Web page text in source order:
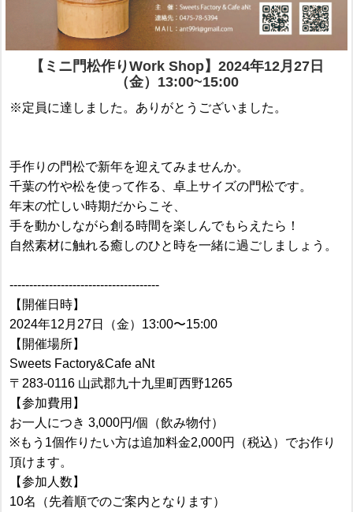
【ミニ門松作りWork Shop】2024年12月27日
（金）13:00~15:00
※定員に達しました。ありがとうございました。
手作りの門松で新年を迎えてみませんか。
千葉の竹や松を使って作る、卓上サイズの門松です。
年末の忙しい時期だからこそ、
手を動かしながら創る時間を楽しんでもらえたら！
自然素材に触れる癒しのひと時を一緒に過ごしましょう。
--------------------------------------
【開催日時】
2024年12月27日（金）13:00〜15:00
【開催場所】
Sweets Factory&Cafe aNt
〒283-0116 山武郡九十九里町西野1265
【参加費用】
お一人につき 3,000円/個（飲み物付）
※もう1個作りたい方は追加料金2,000円（税込）でお作り
頂けます。
【参加人数】
10名（先着順でのご案内となります）